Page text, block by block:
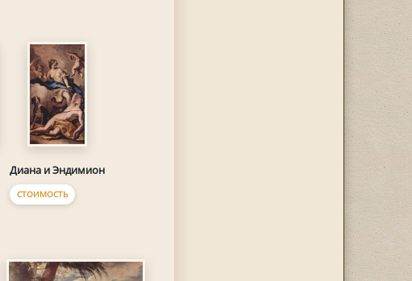
Диана и Эндимион
СТОИМОСТЬ